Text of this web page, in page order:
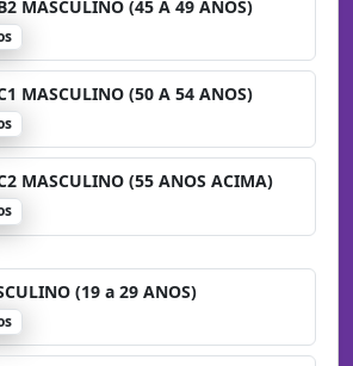
MASCULINO (45 A 49 ANOS)
MASCULINO (50 A 54 ANOS)
MASCULINO (55 ANOS ACIMA)
(19 a 29 ANOS)